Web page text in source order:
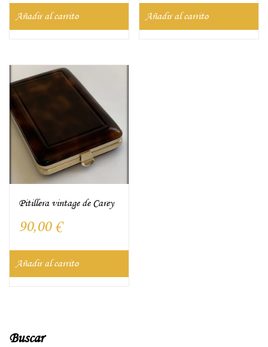
Añadir al carrito Añadir al carrito
Pitillera vintage de Carey
90,00 €
Añadir al carrito
Buscar